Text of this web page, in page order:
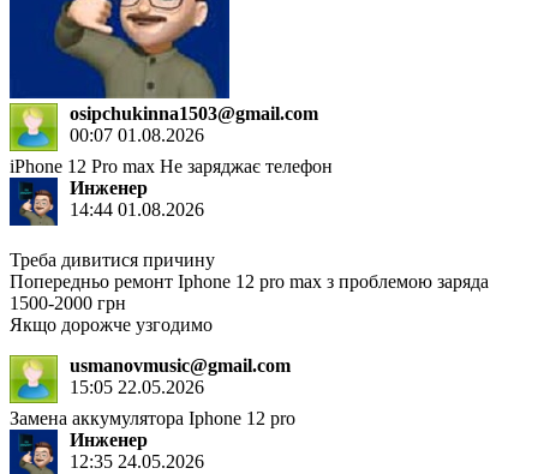
osipchukinna1503@gmail.com
00:07 01.08.2026
iPhone 12 Pro max Не заряджає телефон
Инженер
14:44 01.08.2026
Треба дивитися причину
Попередньо ремонт Iphone 12 pro max з проблемою заряда
1500-2000 грн
Якщо дорожче узгодимо
usmanovmusic@gmail.com
15:05 22.05.2026
Замена аккумулятора Iphone 12 pro
Инженер
12:35 24.05.2026